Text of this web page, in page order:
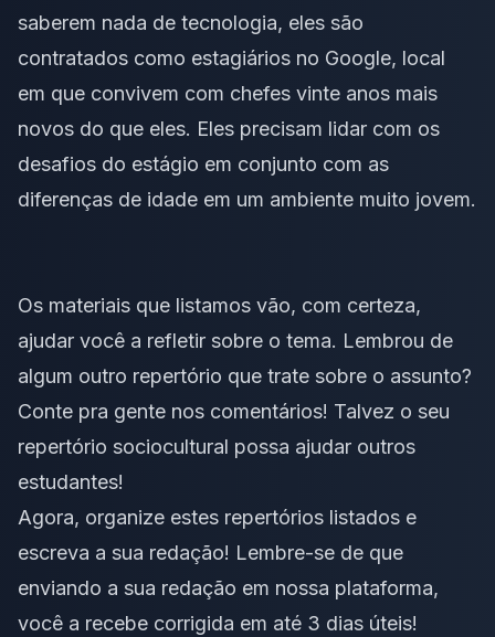
saberem nada de tecnologia, eles são
contratados como estagiários no Google, local
em que convivem com chefes vinte anos mais
novos do que eles. Eles precisam lidar com os
desafios do estágio em conjunto com as
diferenças de idade em um ambiente muito jovem.
Os materiais que listamos vão, com certeza,
ajudar você a refletir sobre o tema. Lembrou de
algum outro repertório que trate sobre o assunto?
Conte pra gente nos comentários! Talvez o seu
repertório sociocultural possa ajudar outros
estudantes!
Agora, organize estes repertórios listados e
escreva a sua redação! Lembre-se de que
enviando a sua redação em nossa plataforma,
você a recebe corrigida em até 3 dias úteis!